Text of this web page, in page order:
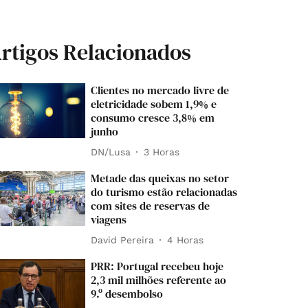
Relacionados
Clientes no mercado livre de
eletricidade sobem 1,9% e
consumo cresce 3,8% em
junho
DN/Lusa 3 Horas
Metade das queixas no setor
do turismo estão relacionadas
com sites de reservas de
viagens
David Pereira 4 Horas
PRR: Portugal recebeu hoje
2,3 mil milhões referente ao
9.º desembolso